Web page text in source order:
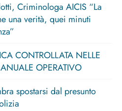
Criminologa AICIS “La
una verità, quei minuti
CONTROLLATA NELLE
OPERATIVO
spostarsi dal presunto